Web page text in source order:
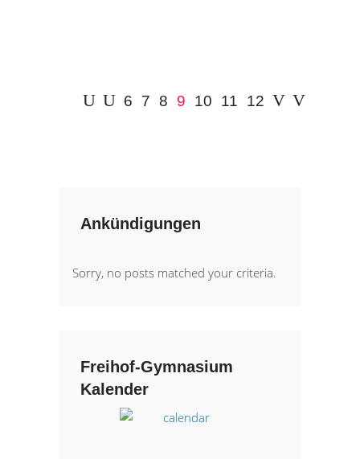
6 7 8 9 10 11 12
Ankündigungen
Sorry, no posts matched your criteria.
Freihof-Gymnasium
Kalender